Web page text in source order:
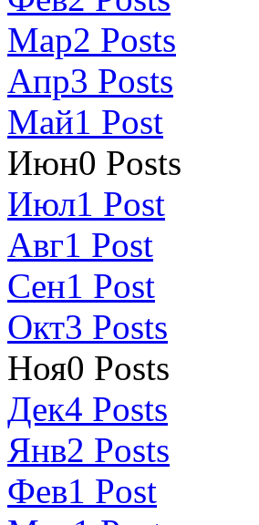
Мар2 Posts
Апр3 Posts
Май1 Post
Июн0 Posts
Июл1 Post
Авг1 Post
Сен1 Post
Окт3 Posts
Ноя0 Posts
Дек4 Posts
Янв2 Posts
Фев1 Post